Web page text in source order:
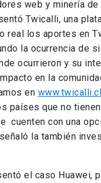
web y minería de
Twicalli, una
real los aportes en
la ocurrencia de
ocurrieron y su
en la
en www.twicalli.cl
países que no
cuenten con una
la también
el caso Huawei,